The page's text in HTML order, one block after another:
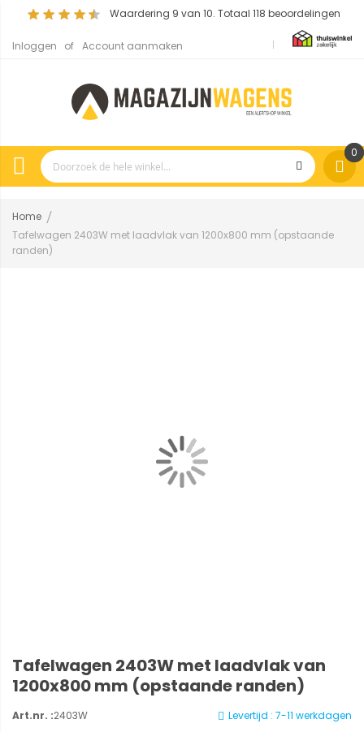
Waardering 9 van 10. Totaal 118 beoordelingen
Inloggen Account aanmaken
0
Home
Tafelwagen 2403W met laadvlak van 1200x800 mm (opstaande
randen)
Tafelwagen 2403W met laadvlak van
1200x800 mm (opstaande randen)
Levertijd : 7-11 werkdagen
Art.nr. :2403W